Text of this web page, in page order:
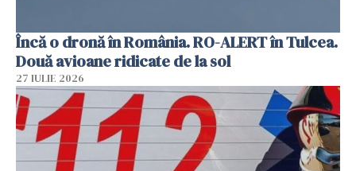
Încă o dronă în România. RO-ALERT în Tulcea.
Două avioane ridicate de la sol
27 IULIE 2026